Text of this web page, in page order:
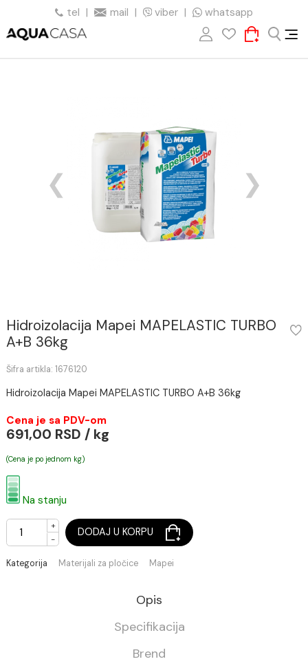
tel | mail | viber | whatsapp
Hidroizolacija Mapei MAPELASTIC TURBO
A+B 36kg
Hidroizolacija Mapei MAPELASTIC TURBO A+B 36kg
Cena je sa PDV-om
691,00 RSD / kg
Na stanju
Materijali za pločice Mapei